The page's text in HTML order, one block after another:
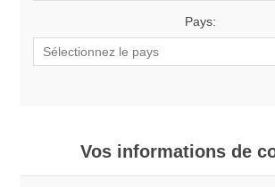
Pays:
Vos informations de